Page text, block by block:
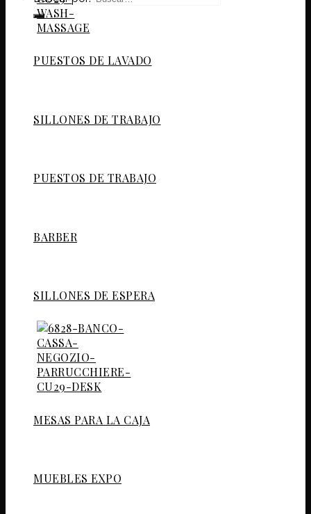
PUESTOS DE LAVADO
SILLONES DE TRABAJO
PUESTOS DE TRABAJO
BARBER
SILLONES DE ESPERA
MESAS PARA LA CAJA
MUEBLES EXPO